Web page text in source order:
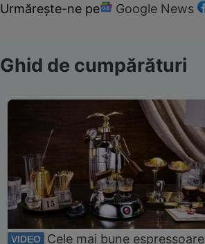
Urmărește-ne pe Google News
Ghid de cumpărături
VIDEO Cele mai bune espressoare